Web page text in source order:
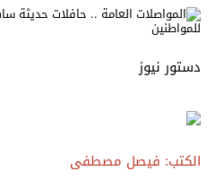
دستور نيوز
الكتب: فيصل مصطفى